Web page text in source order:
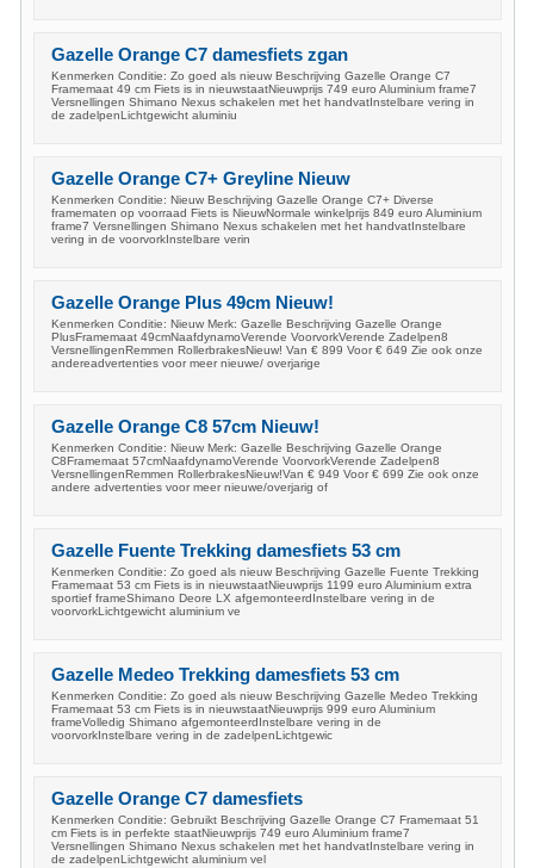
Gazelle Orange C7 damesfiets zgan
Kenmerken Conditie: Zo goed als nieuw Beschrijving Gazelle Orange C7
Framemaat 49 cm Fiets is in nieuwstaatNieuwprijs 749 euro Aluminium frame7
Versnellingen Shimano Nexus schakelen met het handvatInstelbare vering in
de zadelpenLichtgewicht aluminiu
Gazelle Orange C7+ Greyline Nieuw
Kenmerken Conditie: Nieuw Beschrijving Gazelle Orange C7+ Diverse
framematen op voorraad Fiets is NieuwNormale winkelprijs 849 euro Aluminium
frame7 Versnellingen Shimano Nexus schakelen met het handvatInstelbare
vering in de voorvorkInstelbare verin
Gazelle Orange Plus 49cm Nieuw!
Kenmerken Conditie: Nieuw Merk: Gazelle Beschrijving Gazelle Orange
PlusFramemaat 49cmNaafdynamoVerende VoorvorkVerende Zadelpen8
VersnellingenRemmen RollerbrakesNieuw! Van € 899 Voor € 649 Zie ook onze
andereadvertenties voor meer nieuwe/ overjarige
Gazelle Orange C8 57cm Nieuw!
Kenmerken Conditie: Nieuw Merk: Gazelle Beschrijving Gazelle Orange
C8Framemaat 57cmNaafdynamoVerende VoorvorkVerende Zadelpen8
VersnellingenRemmen RollerbrakesNieuw!Van € 949 Voor € 699 Zie ook onze
andere advertenties voor meer nieuwe/overjarig of
Gazelle Fuente Trekking damesfiets 53 cm
Kenmerken Conditie: Zo goed als nieuw Beschrijving Gazelle Fuente Trekking
Framemaat 53 cm Fiets is in nieuwstaatNieuwprijs 1199 euro Aluminium extra
sportief frameShimano Deore LX afgemonteerdInstelbare vering in de
voorvorkLichtgewicht aluminium ve
Gazelle Medeo Trekking damesfiets 53 cm
Kenmerken Conditie: Zo goed als nieuw Beschrijving Gazelle Medeo Trekking
Framemaat 53 cm Fiets is in nieuwstaatNieuwprijs 999 euro Aluminium
frameVolledig Shimano afgemonteerdInstelbare vering in de
voorvorkInstelbare vering in de zadelpenLichtgewic
Gazelle Orange C7 damesfiets
Kenmerken Conditie: Gebruikt Beschrijving Gazelle Orange C7 Framemaat 51
cm Fiets is in perfekte staatNieuwprijs 749 euro Aluminium frame7
Versnellingen Shimano Nexus schakelen met het handvatInstelbare vering in
de zadelpenLichtgewicht aluminium vel